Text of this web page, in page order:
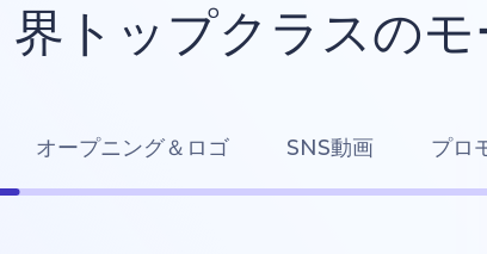
界トップクラスの
オープニング＆ロゴ SNS動画 プロ